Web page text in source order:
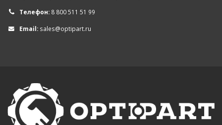
Телефон: 8 800 511 51 99
Email: sales@optipart.ru